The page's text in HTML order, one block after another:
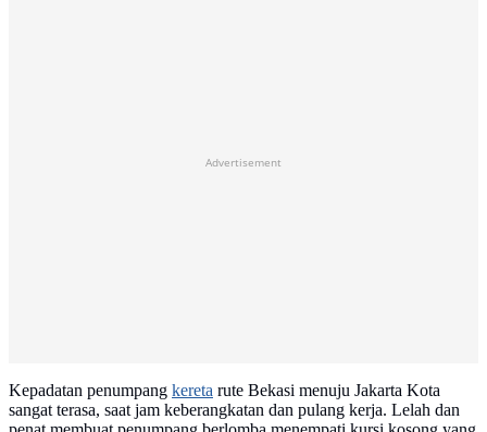
Advertisement
Kepadatan penumpang kereta rute Bekasi menuju Jakarta Kota
sangat terasa, saat jam keberangkatan dan pulang kerja. Lelah dan